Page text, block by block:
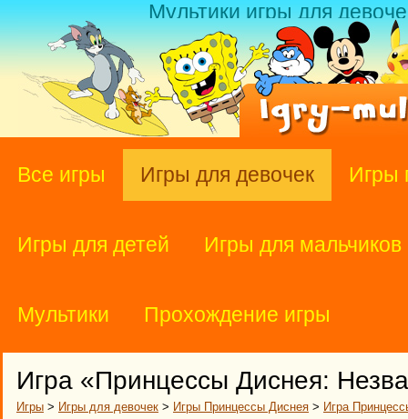
Мультики игры для
Все игры Игры для девочек Игры
Игры для детей Игры для мальчиков
Мультики Прохождение игры
Игра «Принцессы Диснея:
Игры > Игры для девочек > Игры Принцессы Диснея > Игра